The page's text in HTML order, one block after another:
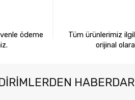
ödeme
Tüm ürünlerimiz
orijinal